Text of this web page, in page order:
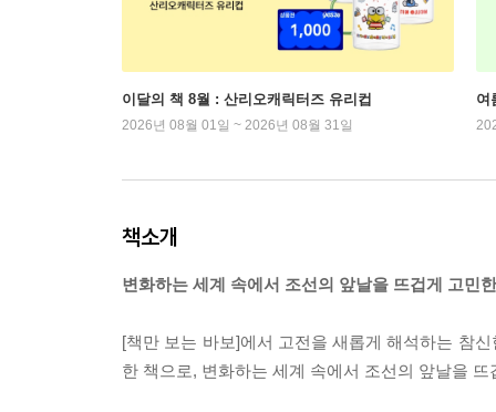
이달의 책 8월 : 산리오캐릭터즈 유리컵
2026년 08월 01일 ~ 2026년 08월 31일
여
책소개
변화하는 세계 속에서 조선의 앞날을 뜨겁게 고민
[책만 보는 바보]에서 고전을 새롭게 해석하는 참
한 책으로, 변화하는 세계 속에서 조선의 앞날을